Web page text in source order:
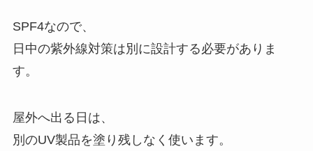
SPF4なので、
日中の紫外線対策は別に設計する必要がありま
す。
屋外へ出る日は、
別のUV製品を塗り残しなく使います。